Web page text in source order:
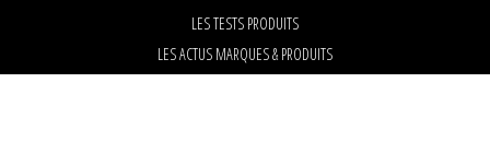
LES TESTS PRODUITS
LES ACTUS MARQUES & PRODUITS